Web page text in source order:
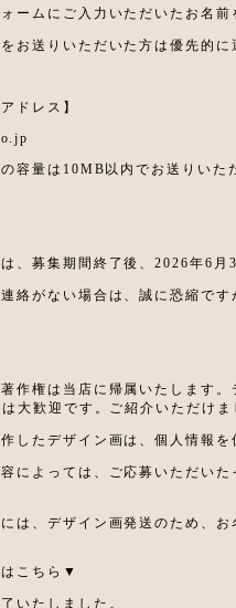
ームにご入力いただいたお名
お送りいただいた方は優先的に
ドレス】
容量は10MB以内でお送りいた
、募集期間終了後、2026年6月
絡がない場合は、誠に恐縮です
著作権は当店に帰属いたします
大歓迎です。ご紹介いただけま
作したデザイン画は、個人情報
容によっては、ご応募いただい
には、デザイン画発送のため、
こちら▼
いたしました。